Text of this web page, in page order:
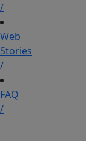
/
Web
Stories
/
FAQ
/